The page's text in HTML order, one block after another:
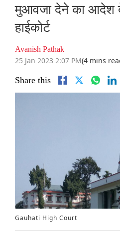
मुआवजा देने का आदेश
हाईकोर्ट
Avanish Pathak
25 Jan 2023 2:07 PM(4 mins
Share this
Gauhati High Court